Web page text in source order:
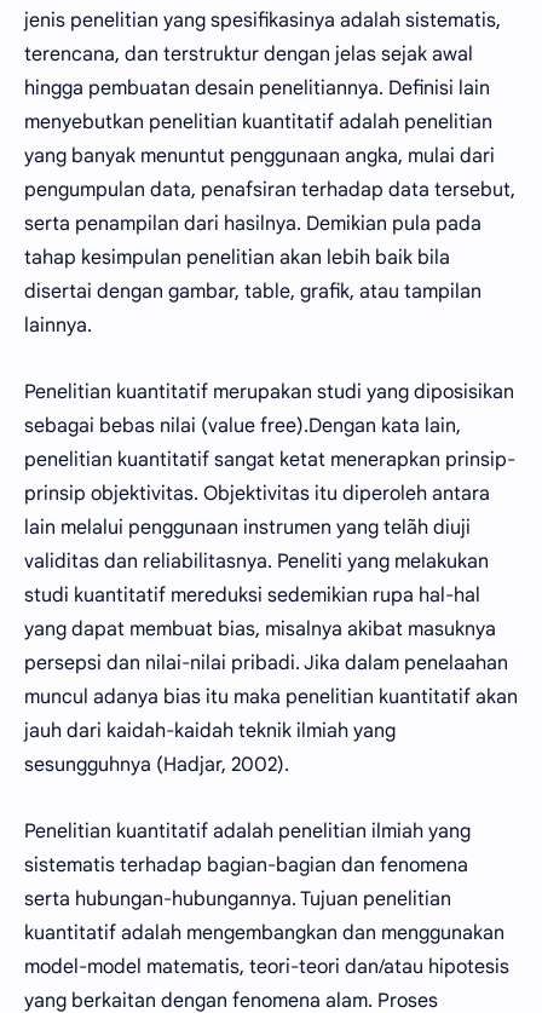
jenis penelitian yang spesifikasinya adalah sistematis,
terencana, dan terstruktur dengan jelas sejak awal
hingga pembuatan desain penelitiannya. Definisi lain
menyebutkan penelitian kuantitatif adalah penelitian
yang banyak menuntut penggunaan angka, mulai dari
pengumpulan data, penafsiran terhadap data tersebut,
serta penampilan dari hasilnya. Demikian pula pada
tahap kesimpulan penelitian akan lebih baik bila
disertai dengan gambar, table, grafik, atau tampilan
lainnya.
Penelitian kuantitatif merupakan studi yang diposisikan
sebagai bebas nilai (value free).Dengan kata lain,
penelitian kuantitatif sangat ketat menerapkan prinsip-
prinsip objektivitas. Objektivitas itu diperoleh antara
lain melalui penggunaan instrumen yang telãh diuji
validitas dan reliabilitasnya. Peneliti yang melakukan
studi kuantitatif mereduksi sedemikian rupa hal-hal
yang dapat membuat bias, misalnya akibat masuknya
persepsi dan nilai-nilai pribadi. Jika dalam penelaahan
muncul adanya bias itu maka penelitian kuantitatif akan
jauh dari kaidah-kaidah teknik ilmiah yang
sesungguhnya (Hadjar, 2002).
Penelitian kuantitatif adalah penelitian ilmiah yang
sistematis terhadap bagian-bagian dan fenomena
serta hubungan-hubungannya. Tujuan penelitian
kuantitatif adalah mengembangkan dan menggunakan
model-model matematis, teori-teori dan/atau hipotesis
yang berkaitan dengan fenomena alam. Proses